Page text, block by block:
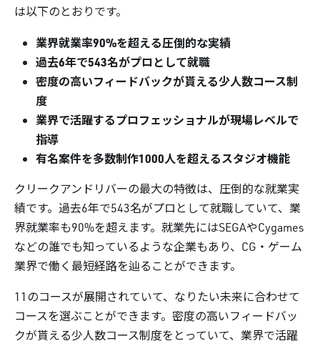
は以下のとおりです。
業界就業率90%を超える圧倒的な実績
過去6年で543名がプロとして就職
密度の高いフィードバックが貰える少人数コース制
度
業界で活躍するプロフェッショナルが現場レベルで
指導
有名案件を多数制作1000人を超えるスタジオ機能
クリークアンドリバーの最大の特徴は、圧倒的な就業実
績です。過去6年で543名がプロとして就職していて、業
界就業率も90%を超えます。就業先にはSEGAやCygames
などの誰でも知っているような企業もあり、CG・ゲーム
業界で働く最短経路を辿ることができます。
11のコースが展開されていて、なりたい未来に合わせて
コースを選ぶことができます。密度の高いフィードバッ
クが貰える少人数コース制度をとっていて、業界で活躍